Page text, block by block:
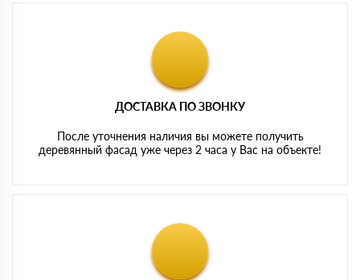
ДОСТАВКА ПО ЗВОНКУ
После уточнения наличия вы можете получить
деревянный фасад уже через 2 часа у Вас на объекте!